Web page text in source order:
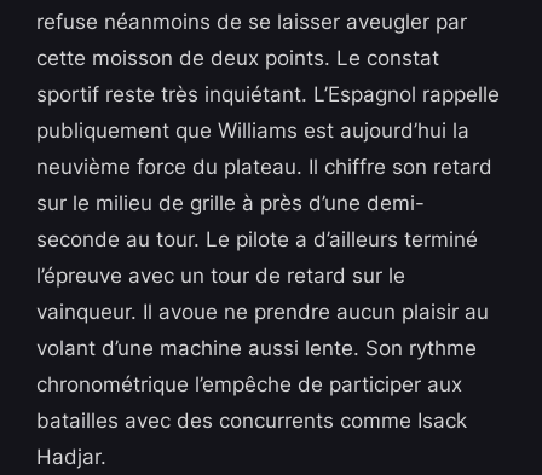
refuse néanmoins de se laisser aveugler par
cette moisson de deux points. Le constat
sportif reste très inquiétant. L’Espagnol rappelle
publiquement que Williams est aujourd’hui la
neuvième force du plateau. Il chiffre son retard
sur le milieu de grille à près d’une demi-
seconde au tour. Le pilote a d’ailleurs terminé
l’épreuve avec un tour de retard sur le
vainqueur. Il avoue ne prendre aucun plaisir au
volant d’une machine aussi lente. Son rythme
chronométrique l’empêche de participer aux
batailles avec des concurrents comme Isack
Hadjar.